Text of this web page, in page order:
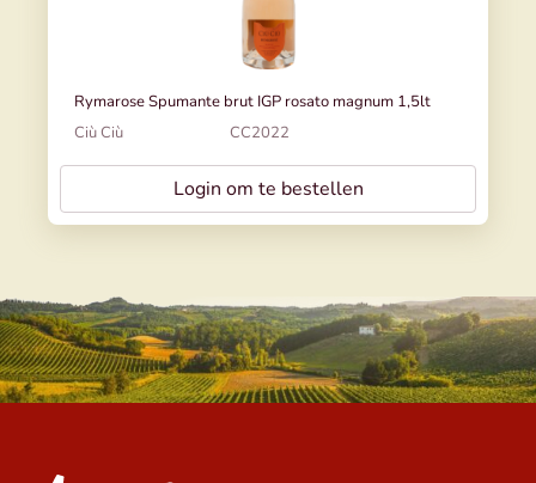
Rymarose Spumante brut IGP rosato magnum 1,5lt
Ciù Ciù
CC2022
Login om te bestellen